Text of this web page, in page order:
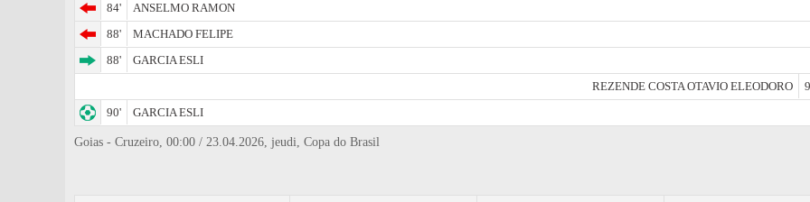
84'
ANSELMO RAMON
88'
MACHADO FELIPE
88'
GARCIA ESLI
REZENDE COSTA OTAVIO ELEODORO
90'
GARCIA ESLI
Goias - Cruzeiro, 00:00 / 23.04.2026, jeudi, Copa do Brasil